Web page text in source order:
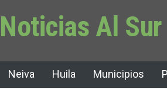
Noticias Al Sur
Neiva Huila Municipios